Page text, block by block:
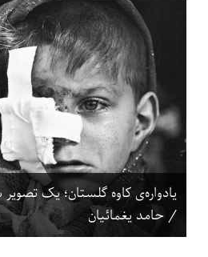
یادواره‌ی كاوه گلستان؛ یک تصویر
/ حامد یغمائیان